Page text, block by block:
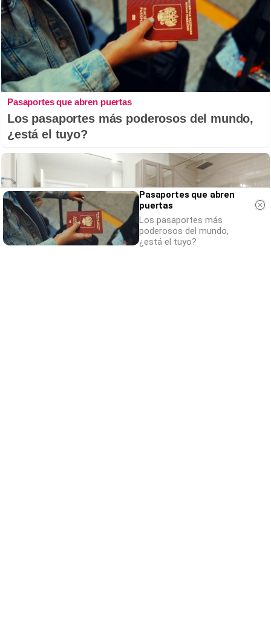
Pasaportes que abren puertas
Los pasaportes más poderosos del mundo,
¿está el tuyo?
Pasaportes que abren
puertas
Los pasaportes más
poderosos del mundo,
¿está el tuyo?